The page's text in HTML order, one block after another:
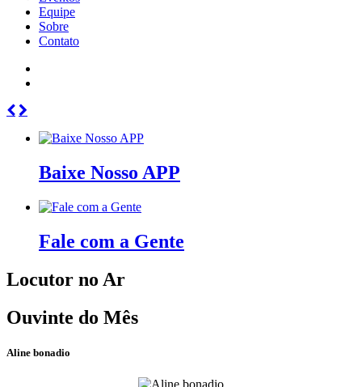
Equipe
Sobre
Contato
Baixe Nosso APP
Fale com a Gente
Locutor no Ar
Ouvinte do Mês
Aline bonadio